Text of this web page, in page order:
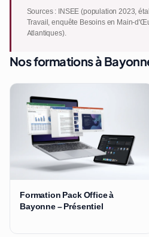
Sources : INSEE (population 2023,
Travail, enquête Besoins en Main-
Atlantiques).
Nos formations à
Formation Pack Office à
Bayonne – Présentiel